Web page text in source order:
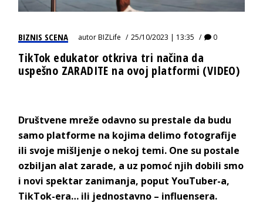
BIZNIS SCENA autorBIZLife 25/10/2023 | 13:35 0
TikTok edukator otkriva tri načina da
uspešno ZARADITE na ovoj platformi (VIDEO)
Društvene mreže odavno su prestale da budu
samo platforme na kojima delimo fotografije
ili svoje mišljenje o nekoj temi. One su postale
ozbiljan alat zarade, a uz pomoć njih dobili smo
i novi spektar zanimanja, poput YouTuber-a,
TikTok-era… ili jednostavno – influensera.